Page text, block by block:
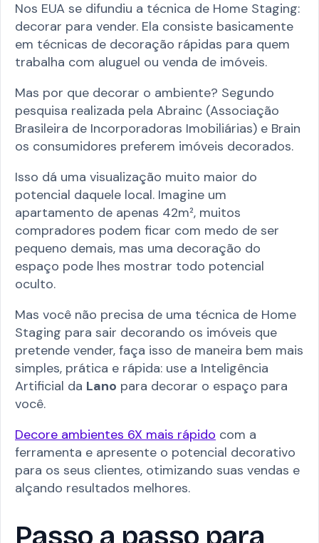
Nos EUA se difundiu a técnica de Home Staging:
decorar para vender. Ela consiste basicamente
em técnicas de decoração rápidas para quem
trabalha com aluguel ou venda de imóveis.
Mas por que decorar o ambiente? Segundo
pesquisa realizada pela Abrainc (Associação
Brasileira de Incorporadoras Imobiliárias) e Brain
os consumidores preferem imóveis decorados.
Isso dá uma visualização muito maior do
potencial daquele local. Imagine um
apartamento de apenas 42m², muitos
compradores podem ficar com medo de ser
pequeno demais, mas uma decoração do
espaço pode lhes mostrar todo potencial
oculto.
Mas você não precisa de uma técnica de Home
Staging para sair decorando os imóveis que
pretende vender, faça isso de maneira bem mais
simples, prática e rápida: use a Inteligência
Artificial da Lano para decorar o espaço para
você.
Decore ambientes 6X mais rápido com a
ferramenta e apresente o potencial decorativo
para os seus clientes, otimizando suas vendas e
alçando resultados melhores.